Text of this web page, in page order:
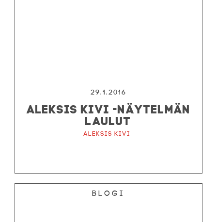
29.1.2016
ALEKSIS KIVI -NÄYTELMÄN
LAULUT
Aleksis Kivi
Blogi